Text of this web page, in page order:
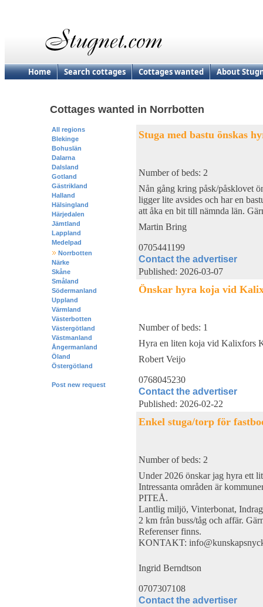
Home Search cottages Cottages wanted About
Cottages wanted in Norrbotten
All regions
Blekinge
Bohuslän
Dalarna
Dalsland
Gotland
Gästrikland
Halland
Hälsingland
Härjedalen
Jämtland
Lappland
Medelpad
Norrbotten
Närke
Skåne
Småland
Södermanland
Uppland
Värmland
Västerbotten
Västergötland
Västmanland
Ångermanland
Öland
Östergötland
Post new request
Stuga med bastu önskas
Number of beds: 2
Nån gång kring påsk/påsklovet
ligger lite avsides och har en
att åka en bit till nämnda län.
Martin Bring
0705441199
Contact the advertiser
Published: 2026-03-07
Önskar hyra koja vid
Number of beds: 1
Hyra en liten koja vid Kalixfors
Robert Veijo
0768045230
Contact the advertiser
Published: 2026-02-22
Enkel stuga/torp för
Number of beds: 2
Under 2026 önskar jag hyra ett
Intressanta områden är
PITEÅ.
Lantlig miljö, Vinterbonat,
2 km från buss/tåg och affär.
Referenser finns.
KONTAKT:
Ingrid Berndtson
0707307108
Contact the advertiser